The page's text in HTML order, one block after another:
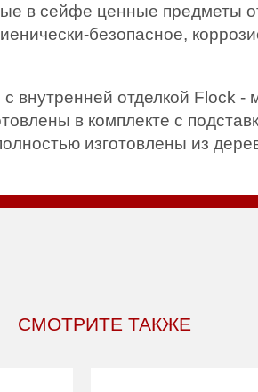
в сейфе ценные предметы
безопасное,
внутренней отделкой Flock
в комплекте с
изготовлены из
СМОТРИТЕ ТАКЖЕ